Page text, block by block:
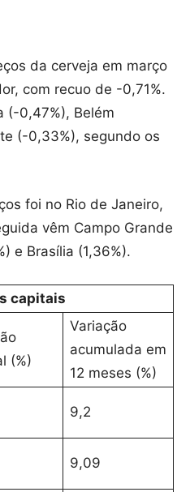
da cerveja em março
com recuo de -0,71%.
(-0,47%), Belém
(-0,33%), segundo os
foi no Rio de Janeiro,
vêm Campo Grande
e Brasília (1,36%).
capitais
(%)
Variação
acumulada em
12 meses (%)
9,2
9,09